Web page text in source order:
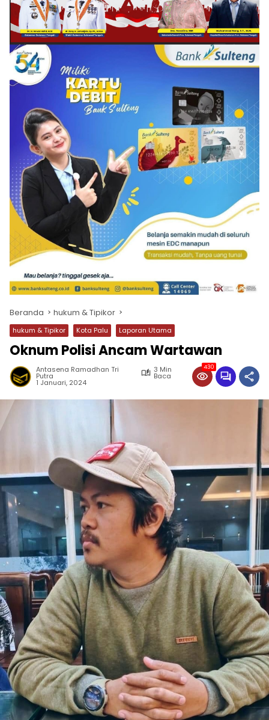
Beranda hukum & Tipikor
hukum & Tipikor Kota Palu Laporan Utama
Oknum Polisi Ancam Wartawan
Antasena Ramadhan Tri
Putra
3 Min
Baca
1 Januari, 2024
430